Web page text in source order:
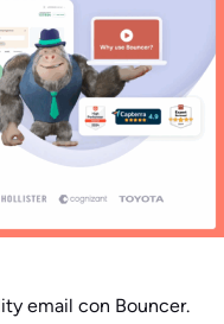
email con Bouncer.